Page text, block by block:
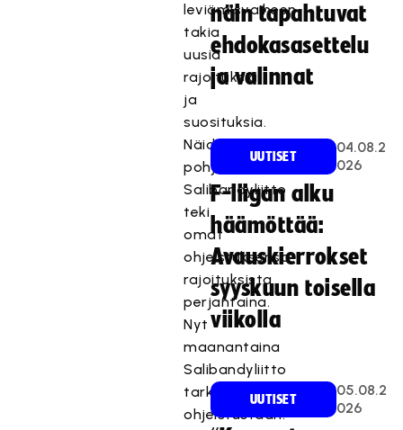
leviämisvaiheen
takia
uusia
rajoituksia
ja
suosituksia.
Näiden
pohjilta
Salibandyliitto
teki
omat
ohjeistuksensa
rajoituksista
perjantaina.
Nyt
maanantaina
Salibandyliitto
tarkentaa
ohjeistustaan.
näin tapahtuvat
ehdokasasettelu
ja valinnat
UUTISET
04.08.2
026
F-liigan alku
häämöttää:
Avauskierrokset
syyskuun toisella
viikolla
UUTISET
05.08.2
026